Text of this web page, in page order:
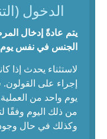
الدخول
يتم عادةً إدخال
الجنس في نفس يوم
لاستثناء يحدث إذا
إجراء على القولون.
يوم واحد من
من ذلك اليوم وفقًا
وكذلك في حال